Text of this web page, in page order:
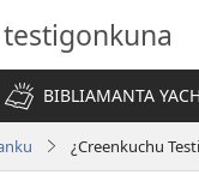
BIBLIAMANTA
¿Creenkuchu